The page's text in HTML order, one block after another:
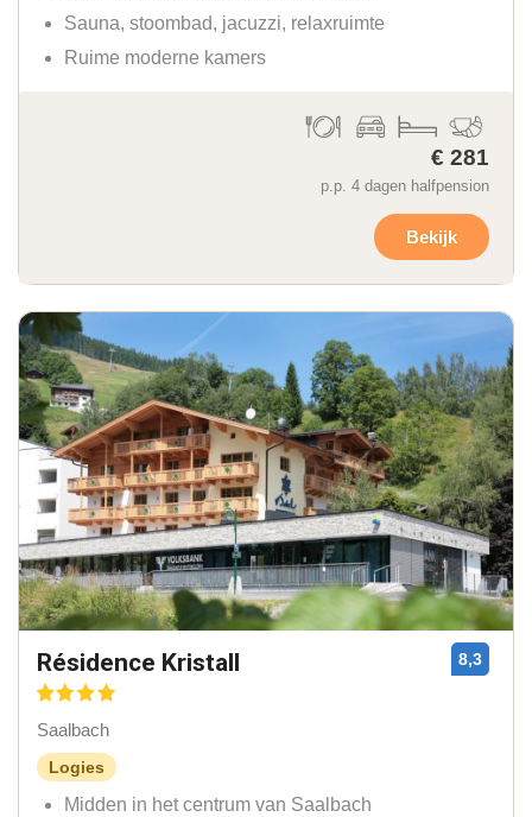
Sauna, stoombad, jacuzzi, relaxruimte
Ruime moderne kamers
€ 281
p.p. 4 dagen halfpension
Bekijk
Résidence Kristall
Saalbach
Logies
Midden in het centrum van Saalbach
8,3